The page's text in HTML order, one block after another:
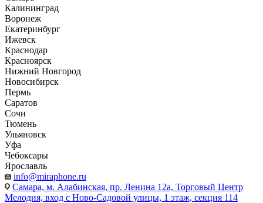
Калининград
Воронеж
Екатеринбург
Ижевск
Краснодар
Красноярск
Нижний Новгород
Новосибирск
Пермь
Саратов
Сочи
Тюмень
Ульяновск
Уфа
Чебоксары
Ярославль
info@miraphone.ru
Самара, м. Алабинская, пр. Ленина 12а, Торговый Центр
Мелодия, вход с Ново-Садовой улицы, 1 этаж, секция 114